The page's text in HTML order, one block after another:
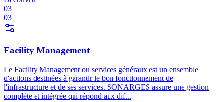
03
03
Facility Management
Le Facility Management ou services généraux est un ensemble
d'actions destinées à garantir le bon fonctionnement de
l'infrastructure et de ses services. SONARGES assure une gestion
complète et intégrée qui répond aux dif...